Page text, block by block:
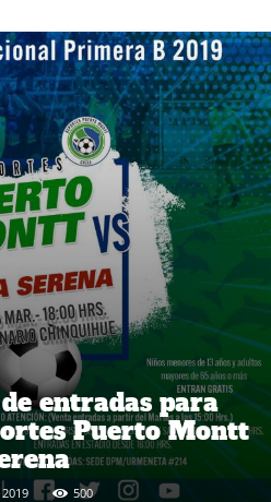
entradas para
Puerto Montt
500